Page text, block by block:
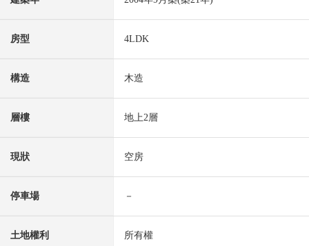
房型 4LDK
構造 木造
層樓 地上2層
現狀 空房
停車場 －
土地權利 所有權